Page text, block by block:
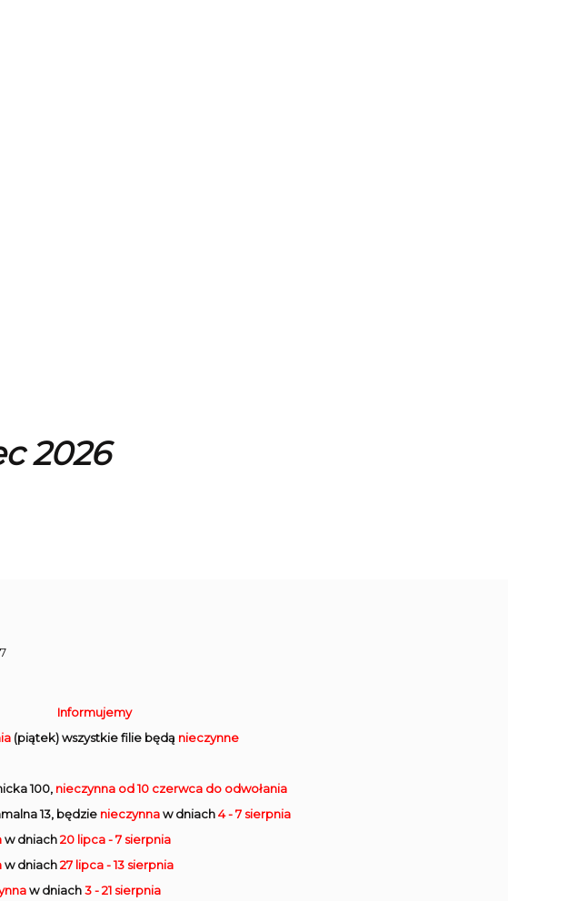
2026
Informujemy
(piątek) wszystkie filie będą nieczynne
100, nieczynna od 10 czerwca do odwołania
13, będzie nieczynnaw dniach4 - 7 sierpnia
w dniach20 lipca - 7 sierpnia
w dniach27 lipca - 13 sierpnia
w dniach3 - 21 sierpnia